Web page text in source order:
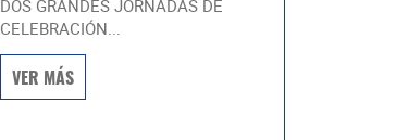
DOS GRANDES JORNADAS DE
CELEBRACIÓN...
VER MÁS